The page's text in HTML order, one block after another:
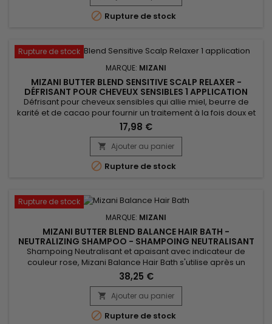
cheveux. La mousse coiffante de Mizani Foam Wrap
maintient...
 Rupture de stock
Rupture de stock
MARQUE: MIZANI
MIZANI BUTTER BLEND SENSITIVE SCALP RELAXER -
DÉFRISANT POUR CHEVEUX SENSIBLES 1 APPLICATION
Défrisant pour cheveux sensibles qui allie miel, beurre de
karité et de cacao pour fournir un traitement à la fois doux et
efficace.&nbsp; Le miel assure une hydratation profonde,
atténuant sécheresse et frisottis. Le beurre de karité, chargé
de vitamines, renforce les mèches vulnérables tout en
réduisant la casse. Quant au cacao, il confère brillance et...
17,98 €
 Ajouter au panier
 Rupture de stock
Rupture de stock
MARQUE: MIZANI
MIZANI BUTTER BLEND BALANCE HAIR BATH -
NEUTRALIZING SHAMPOO - SHAMPOING NEUTRALISANT
Shampoing Neutralisant et apaisant avec indicateur de
couleur rose, Mizani Balance Hair Bath s'utilise après un
défrisage.&nbsp; Par ses propriétés chélatrices, ce
shampoing neutralisant permet d’éliminer les minéraux pour
une chevelure saine.&nbsp; Mizani Balance Hair Bath à la
formule enrichie en Miel permet d’hydrater en profondeur,
tandis que les...
38,25 €
 Ajouter au panier
 Rupture de stock